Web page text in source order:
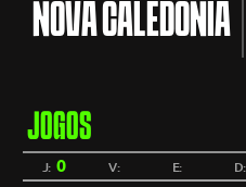
NOVA CALEDÔNIA
JOGOS
J: 0 V: E: D: